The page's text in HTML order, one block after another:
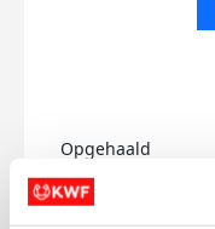
Opgehaald
€0